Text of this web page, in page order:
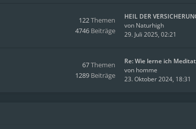
122Themen
4746 Beiträge
HEIL DER
von Naturhigh
29. Juli 2025, 02:21
67Themen
1289 Beiträge
Re: Wie lerne ich
von homme
23. Oktober 2024, 18:31